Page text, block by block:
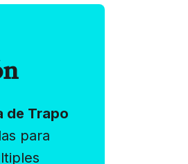
de Trapo
para